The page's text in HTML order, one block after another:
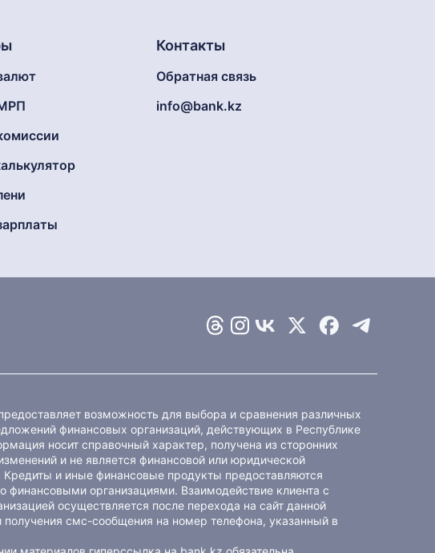
Контакты
Обратная связь
info@bank.kz
возможность для выбора и сравнения различных
финансовых организаций, действующих в Республике
носит справочный характер, получена из сторонних
и не является финансовой или юридической
и иные финансовые продукты предоставляются
финансовыми организациями. Взаимодействие клиента с
осуществляется после перехода на сайт данной
получения смс-сообщения на номер телефона, указанный в